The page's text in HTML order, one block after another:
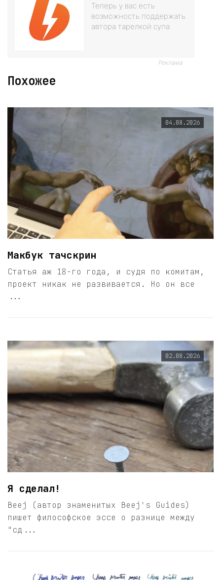
Теперь у вас есть
возможность поддержать
автора тарелкой супа
Реклама
Похожее
04.08.2026
Макбук тачскрин
Статья аж 18-го года, и судя по комитам,
проект никак не развивается. Но он все
...
02.08.2026
Я сделал!
Beej (автор знаменитых Beej's Guides)
пишет философское эссе о разнице между
"сд...